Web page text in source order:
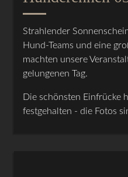
Strahlender
Hund-Teams und eine
machten unsere
gelungenen Tag.
Die schönsten Einfrücke
festgehalten - die Fotos